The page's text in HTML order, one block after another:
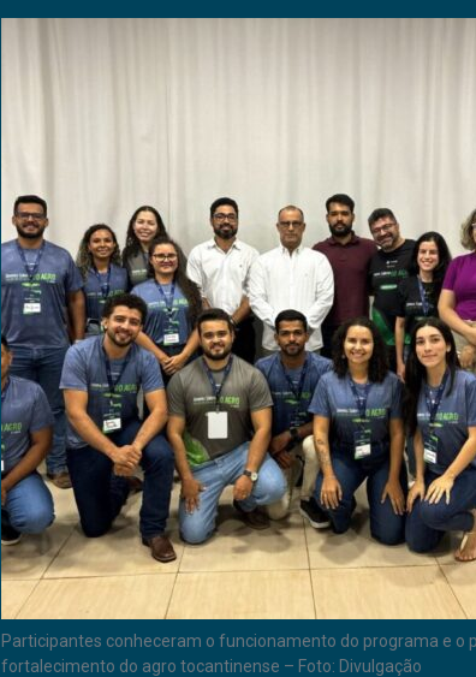
Participantes conheceram o funcionamento do programa e o
fortalecimento do agro tocantinense – Foto: Divulgação